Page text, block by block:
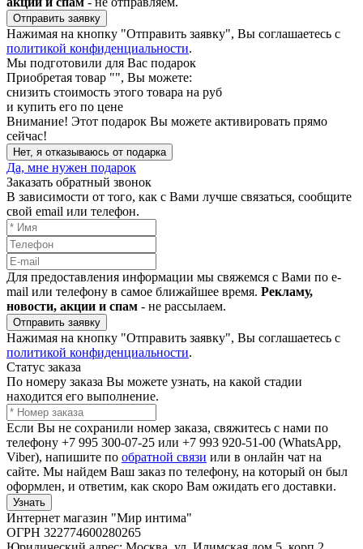
Отправить заявку
Нажимая на кнопку "Отправить заявку", Вы соглашаетесь с
политикой конфиденциальности.
Мы подготовили для Вас подарок
Приобретая товар "", Вы можете:
снизить стоимость этого товара на руб
и купить его по цене
Внимание! Этот подарок Вы можете активировать прямо
сейчас!
Нет, я отказываюсь от подарка
Да, мне нужен подарок
Заказать обратный звонок
В зависимости от того, как с Вами лучше связаться, сообщите
свой email или телефон.
Для предоставления информации мы свяжемся с Вами по e-
mail или телефону в самое ближайшее время. Рекламу,
новости, акции и спам - не рассылаем.
Отправить заявку
Нажимая на кнопку "Отправить заявку", Вы соглашаетесь с
политикой конфиденциальности.
Статус заказа
По номеру заказа Вы можете узнать, на какой стадии
находится его выполнение.
Если Вы не сохранили номер заказа, свяжитесь с нами по
телефону +7 995 300-07-25 или +7 993 920-51-00 (WhatsApp,
Viber), напишите по обратной связи или в онлайн чат на
сайте. Мы найдем Ваш заказ по телефону, на который он был
оформлен, и ответим, как скоро Вам ожидать его доставки.
Узнать
Интернет магазин "Мир интима"
ОГРН 322774600280265